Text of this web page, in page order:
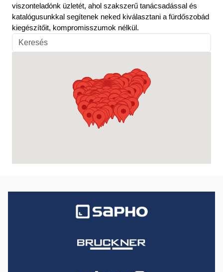
viszonteladónk üzletét, ahol szakszerű tanácsadással és
katalógusunkkal segítenek neked kiválasztani a fürdőszobád
kiegészítőit, kompromisszumok nélkül.